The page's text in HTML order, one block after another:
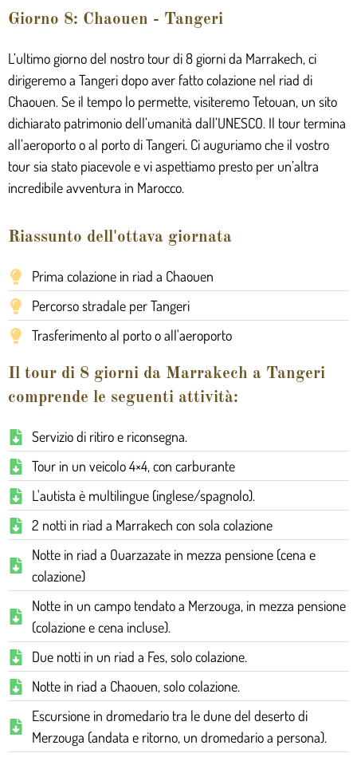
Giorno 8: Chaouen - Tangeri
L’ultimo giorno del nostro tour di 8 giorni da Marrakech, ci
dirigeremo a Tangeri dopo aver fatto colazione nel riad di
Chaouen. Se il tempo lo permette, visiteremo Tetouan, un sito
dichiarato patrimonio dell’umanità dall’UNESCO. Il tour termina
all’aeroporto o al porto di Tangeri. Ci auguriamo che il vostro
tour sia stato piacevole e vi aspettiamo presto per un’altra
incredibile avventura in Marocco.
Riassunto dell'ottava giornata
Prima colazione in riad a Chaouen
Percorso stradale per Tangeri
Trasferimento al porto o all'aeroporto
Il tour di 8 giorni da Marrakech a Tangeri
comprende le seguenti attività:
Servizio di ritiro e riconsegna.
Tour in un veicolo 4×4, con carburante
L'autista è multilingue (inglese/spagnolo).
2 notti in riad a Marrakech con sola colazione
Notte in riad a Ouarzazate in mezza pensione (cena e
colazione)
Notte in un campo tendato a Merzouga, in mezza pensione
(colazione e cena incluse).
Due notti in un riad a Fes, solo colazione.
Notte in riad a Chaouen, solo colazione.
Escursione in dromedario tra le dune del deserto di
Merzouga (andata e ritorno, un dromedario a persona).